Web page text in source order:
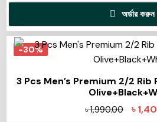
অর্ডার করুন
-30%
3 Pcs Men’s Premium 2/2
৳1,990.00 ৳